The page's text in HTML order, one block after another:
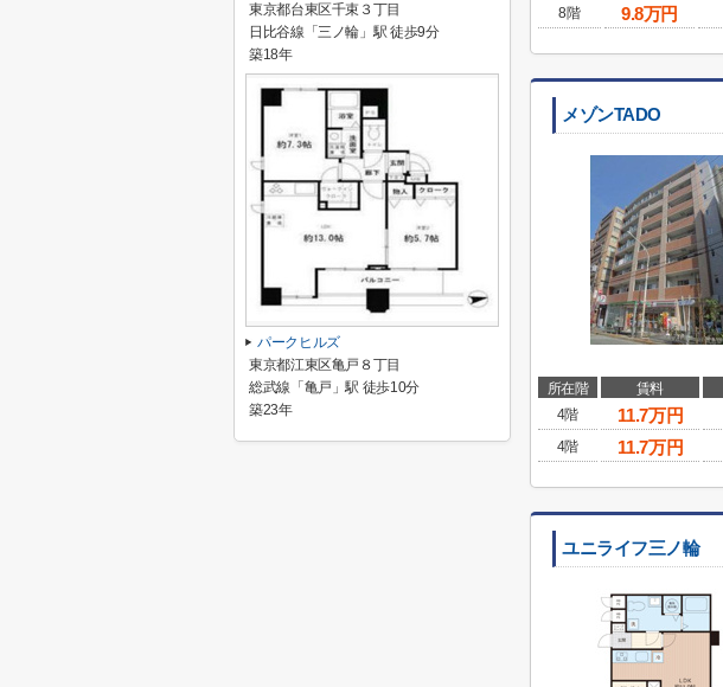
8階
9.8万円
メゾンTADO
所在階 賃料
4階
11.7万円
4階
11.7万円
ユニライフ三ノ輪
東京都台東区千束３丁目
日比谷線「三ノ輪」駅 徒歩9分
築18年
パークヒルズ
東京都江東区亀戸８丁目
総武線「亀戸」駅 徒歩10分
築23年